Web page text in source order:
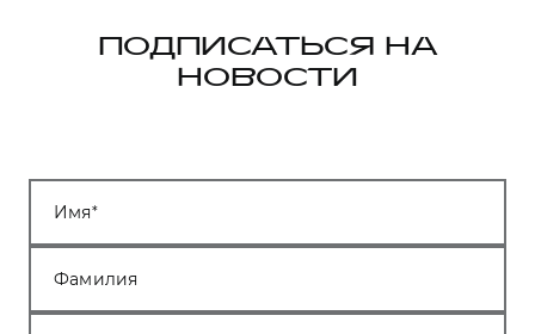
ПОДПИСАТЬСЯ НА
НОВОСТИ
Имя
Фамилия